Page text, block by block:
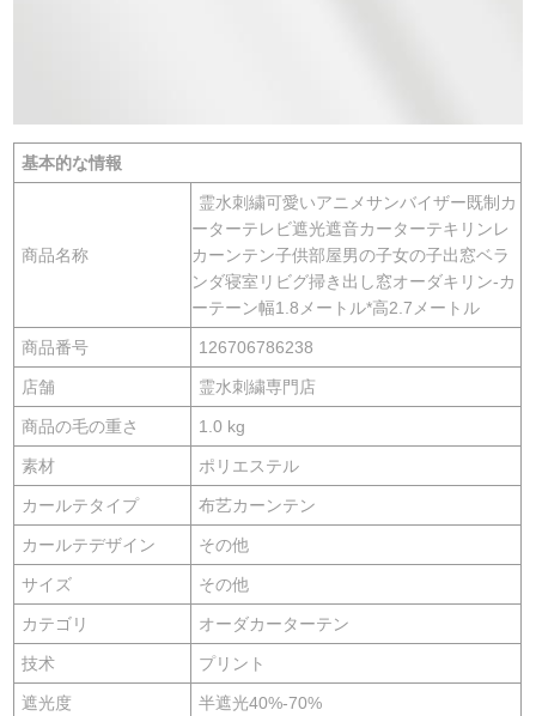
基本的な情報
商品名称
霊水刺繍可愛いアニメサンバイザー既制カ
ーターテレビ遮光遮音カーターテキリンレ
カーンテン子供部屋男の子女の子出窓ベラ
ンダ寝室リビグ掃き出し窓オーダキリン-カ
ーテーン幅1.8メートル*高2.7メートル
商品番号 126706786238
店舗 霊水刺繍専門店
商品の毛の重さ 1.0 kg
素材 ポリエステル
カールテタイプ 布艺カーンテン
カールテデザイン その他
サイズ その他
カテゴリ オーダカーターテン
技术 プリント
遮光度 半遮光40%-70%